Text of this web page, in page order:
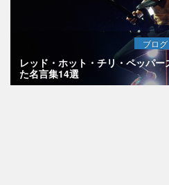
ブログ
レッド・ホット・チリ・ペッパ
た名言集14選